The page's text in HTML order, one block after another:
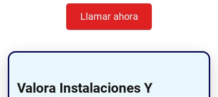
Llamar ahora
Valora Instalaciones Y